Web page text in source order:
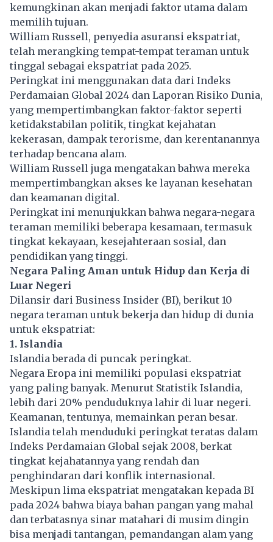
kemungkinan akan menjadi faktor utama dalam
memilih tujuan.
William Russell, penyedia asuransi ekspatriat,
telah merangking tempat-tempat teraman untuk
tinggal sebagai ekspatriat pada 2025.
Peringkat ini menggunakan data dari Indeks
Perdamaian Global 2024 dan Laporan Risiko Dunia,
yang mempertimbangkan faktor-faktor seperti
ketidakstabilan politik, tingkat kejahatan
kekerasan, dampak terorisme, dan kerentanannya
terhadap bencana alam.
William Russell juga mengatakan bahwa mereka
mempertimbangkan akses ke layanan kesehatan
dan keamanan digital.
Peringkat ini menunjukkan bahwa negara-negara
teraman memiliki beberapa kesamaan, termasuk
tingkat kekayaan, kesejahteraan sosial, dan
pendidikan yang tinggi.
Negara Paling Aman untuk Hidup dan Kerja di
Luar Negeri
Dilansir dari Business Insider (BI), berikut 10
negara teraman untuk bekerja dan hidup di dunia
untuk ekspatriat:
1. Islandia
Islandia berada di puncak peringkat.
Negara Eropa ini memiliki populasi ekspatriat
yang paling banyak. Menurut Statistik Islandia,
lebih dari 20% penduduknya lahir di luar negeri.
Keamanan, tentunya, memainkan peran besar.
Islandia telah menduduki peringkat teratas dalam
Indeks Perdamaian Global sejak 2008, berkat
tingkat kejahatannya yang rendah dan
penghindaran dari konflik internasional.
Meskipun lima ekspatriat mengatakan kepada BI
pada 2024 bahwa biaya bahan pangan yang mahal
dan terbatasnya sinar matahari di musim dingin
bisa menjadi tantangan, pemandangan alam yang